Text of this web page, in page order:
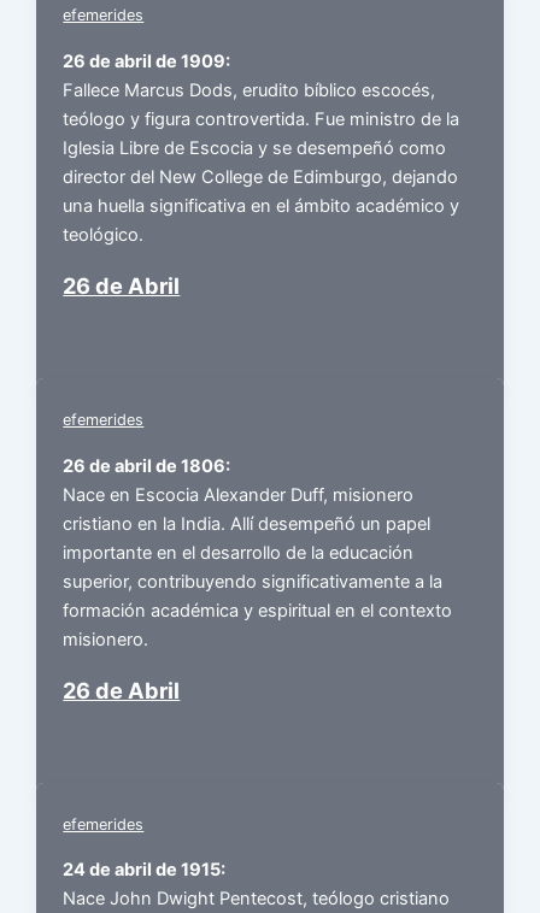
efemerides
26 de abril de 1909:
Fallece Marcus Dods, erudito bíblico escocés,
teólogo y figura controvertida. Fue ministro de la
Iglesia Libre de Escocia y se desempeñó como
director del New College de Edimburgo, dejando
una huella significativa en el ámbito académico y
teológico.
26 de Abril
efemerides
26 de abril de 1806:
Nace en Escocia Alexander Duff, misionero
cristiano en la India. Allí desempeñó un papel
importante en el desarrollo de la educación
superior, contribuyendo significativamente a la
formación académica y espiritual en el contexto
misionero.
26 de Abril
efemerides
24 de abril de 1915:
Nace John Dwight Pentecost, teólogo cristiano